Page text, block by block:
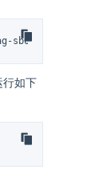
sb0te7z9 -a stop
行如下